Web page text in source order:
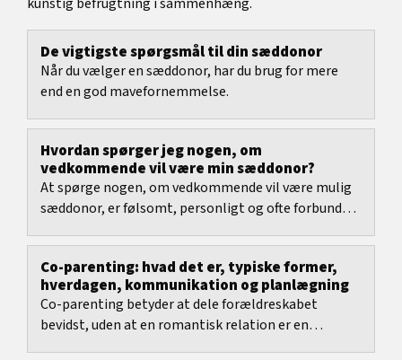
kunstig befrugtning i sammenhæng.
De vigtigste spørgsmål til din sæddonor
Når du vælger en sæddonor, har du brug for mere
end en god mavefornemmelse.
Hvordan spørger jeg nogen, om
vedkommende vil være min sæddonor?
At spørge nogen, om vedkommende vil være mulig
sæddonor, er følsomt, personligt og ofte forbundet
Co-parenting: hvad det er, typiske former,
hverdagen, kommunikation og planlægning
Co-parenting betyder at dele forældreskabet
bevidst, uden at en romantisk relation er en